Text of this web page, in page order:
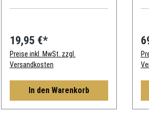
19,95 €*
Preise inkl. MwSt. zzgl.
Versandkosten
In den Warenkorb